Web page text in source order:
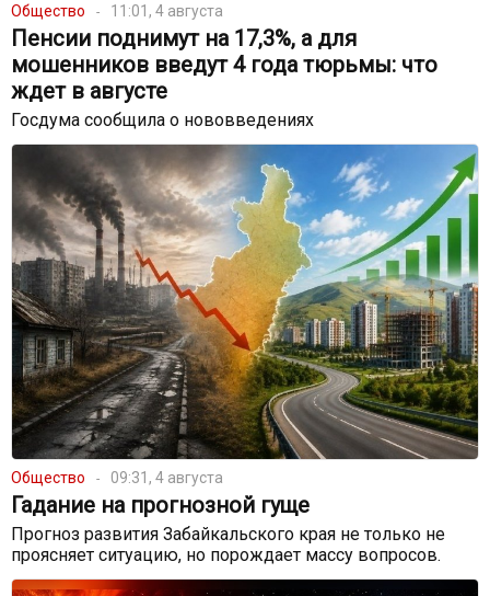
Общество 11:01, 4 августа
Пенсии поднимут на 17,3%, а для
мошенников введут 4 года тюрьмы: что
ждет в августе
Госдума сообщила о нововведениях
Общество 09:31, 4 августа
Гадание на прогнозной гуще
Прогноз развития Забайкальского края не только не
проясняет ситуацию, но порождает массу вопросов.